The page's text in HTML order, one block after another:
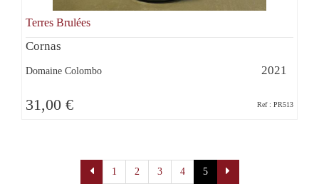
Terres Brulées
Cornas
Domaine Colombo 2021
31,00 € Ref : PR513
1 2 3 4 5